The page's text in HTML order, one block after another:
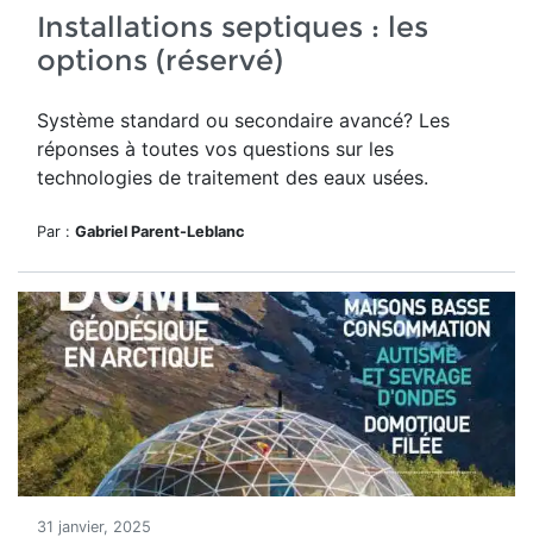
Installations septiques : les
options (réservé)
Système standard ou secondaire avancé? Les
réponses à toutes vos questions sur les
technologies de traitement des eaux usées.
Par : Gabriel Parent-Leblanc
31 janvier, 2025